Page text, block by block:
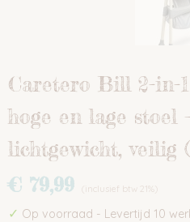
Caretero Bill 2-in-
hoge en lage stoel
lichtgewicht, veilig
€ 79,99 (inclusief btw 21%)
✓ Op voorraad - Levertijd 10